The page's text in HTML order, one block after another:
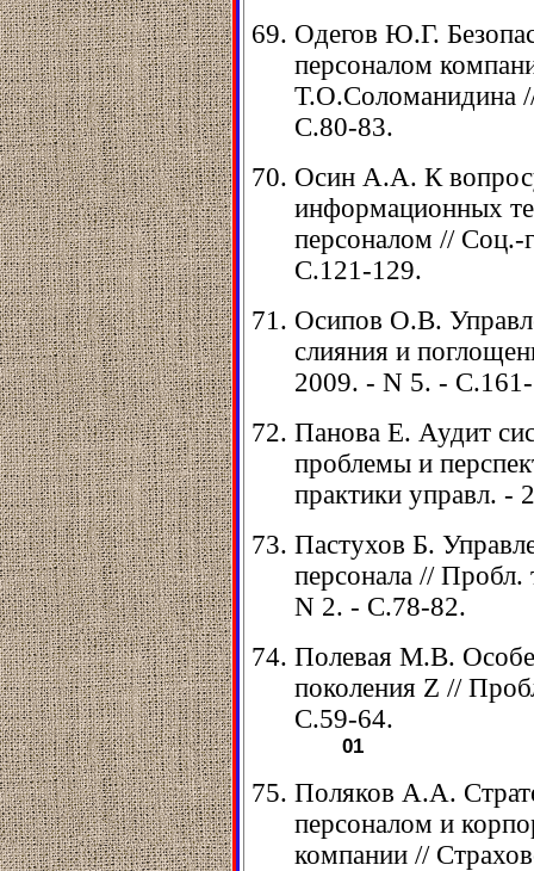
Одегов Ю.Г.
персоналом
Т.О.Соломанидина
С.80-83.
Осин А.А. К
информационных
персоналом // Соц.-
С.121-129.
Осипов О.В.
слияния и
2009. - N 5. -
Панова Е. Аудит
проблемы и
практики управл. -
Пастухов Б.
персонала //
N 2. - С.78-82.
Полевая М.В.
поколения Z //
С.59-64.
01
Поляков А.А.
персоналом и
компании //